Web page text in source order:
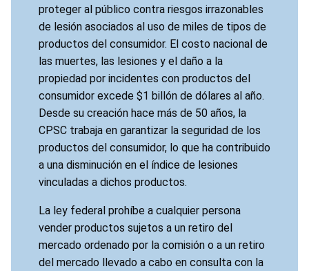
proteger al público contra riesgos irrazonables
de lesión asociados al uso de miles de tipos de
productos del consumidor. El costo nacional de
las muertes, las lesiones y el daño a la
propiedad por incidentes con productos del
consumidor excede $1 billón de dólares al año.
Desde su creación hace más de 50 años, la
CPSC trabaja en garantizar la seguridad de los
productos del consumidor, lo que ha contribuido
a una disminución en el índice de lesiones
vinculadas a dichos productos.
La ley federal prohíbe a cualquier persona
vender productos sujetos a un retiro del
mercado ordenado por la comisión o a un retiro
del mercado llevado a cabo en consulta con la